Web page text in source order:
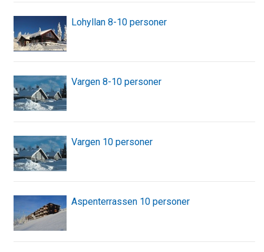
Lohyllan 8-10 personer
Vargen 8-10 personer
Vargen 10 personer
Aspenterrassen 10 personer